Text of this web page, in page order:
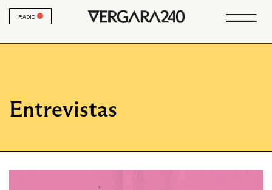
RADIO
Entrevistas